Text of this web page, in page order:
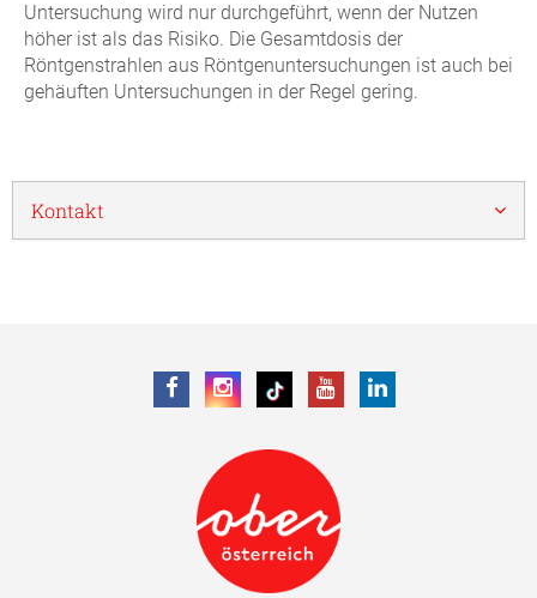
Untersuchung wird nur durchgeführt, wenn der Nutzen
höher ist als das Risiko. Die Gesamtdosis der
Röntgenstrahlen aus Röntgenuntersuchungen ist auch bei
gehäuften Untersuchungen in der Regel gering.
Kontakt